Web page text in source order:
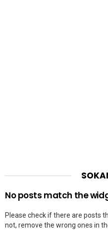
No posts match the
Please check if there are posts
not, remove the wrong ones in